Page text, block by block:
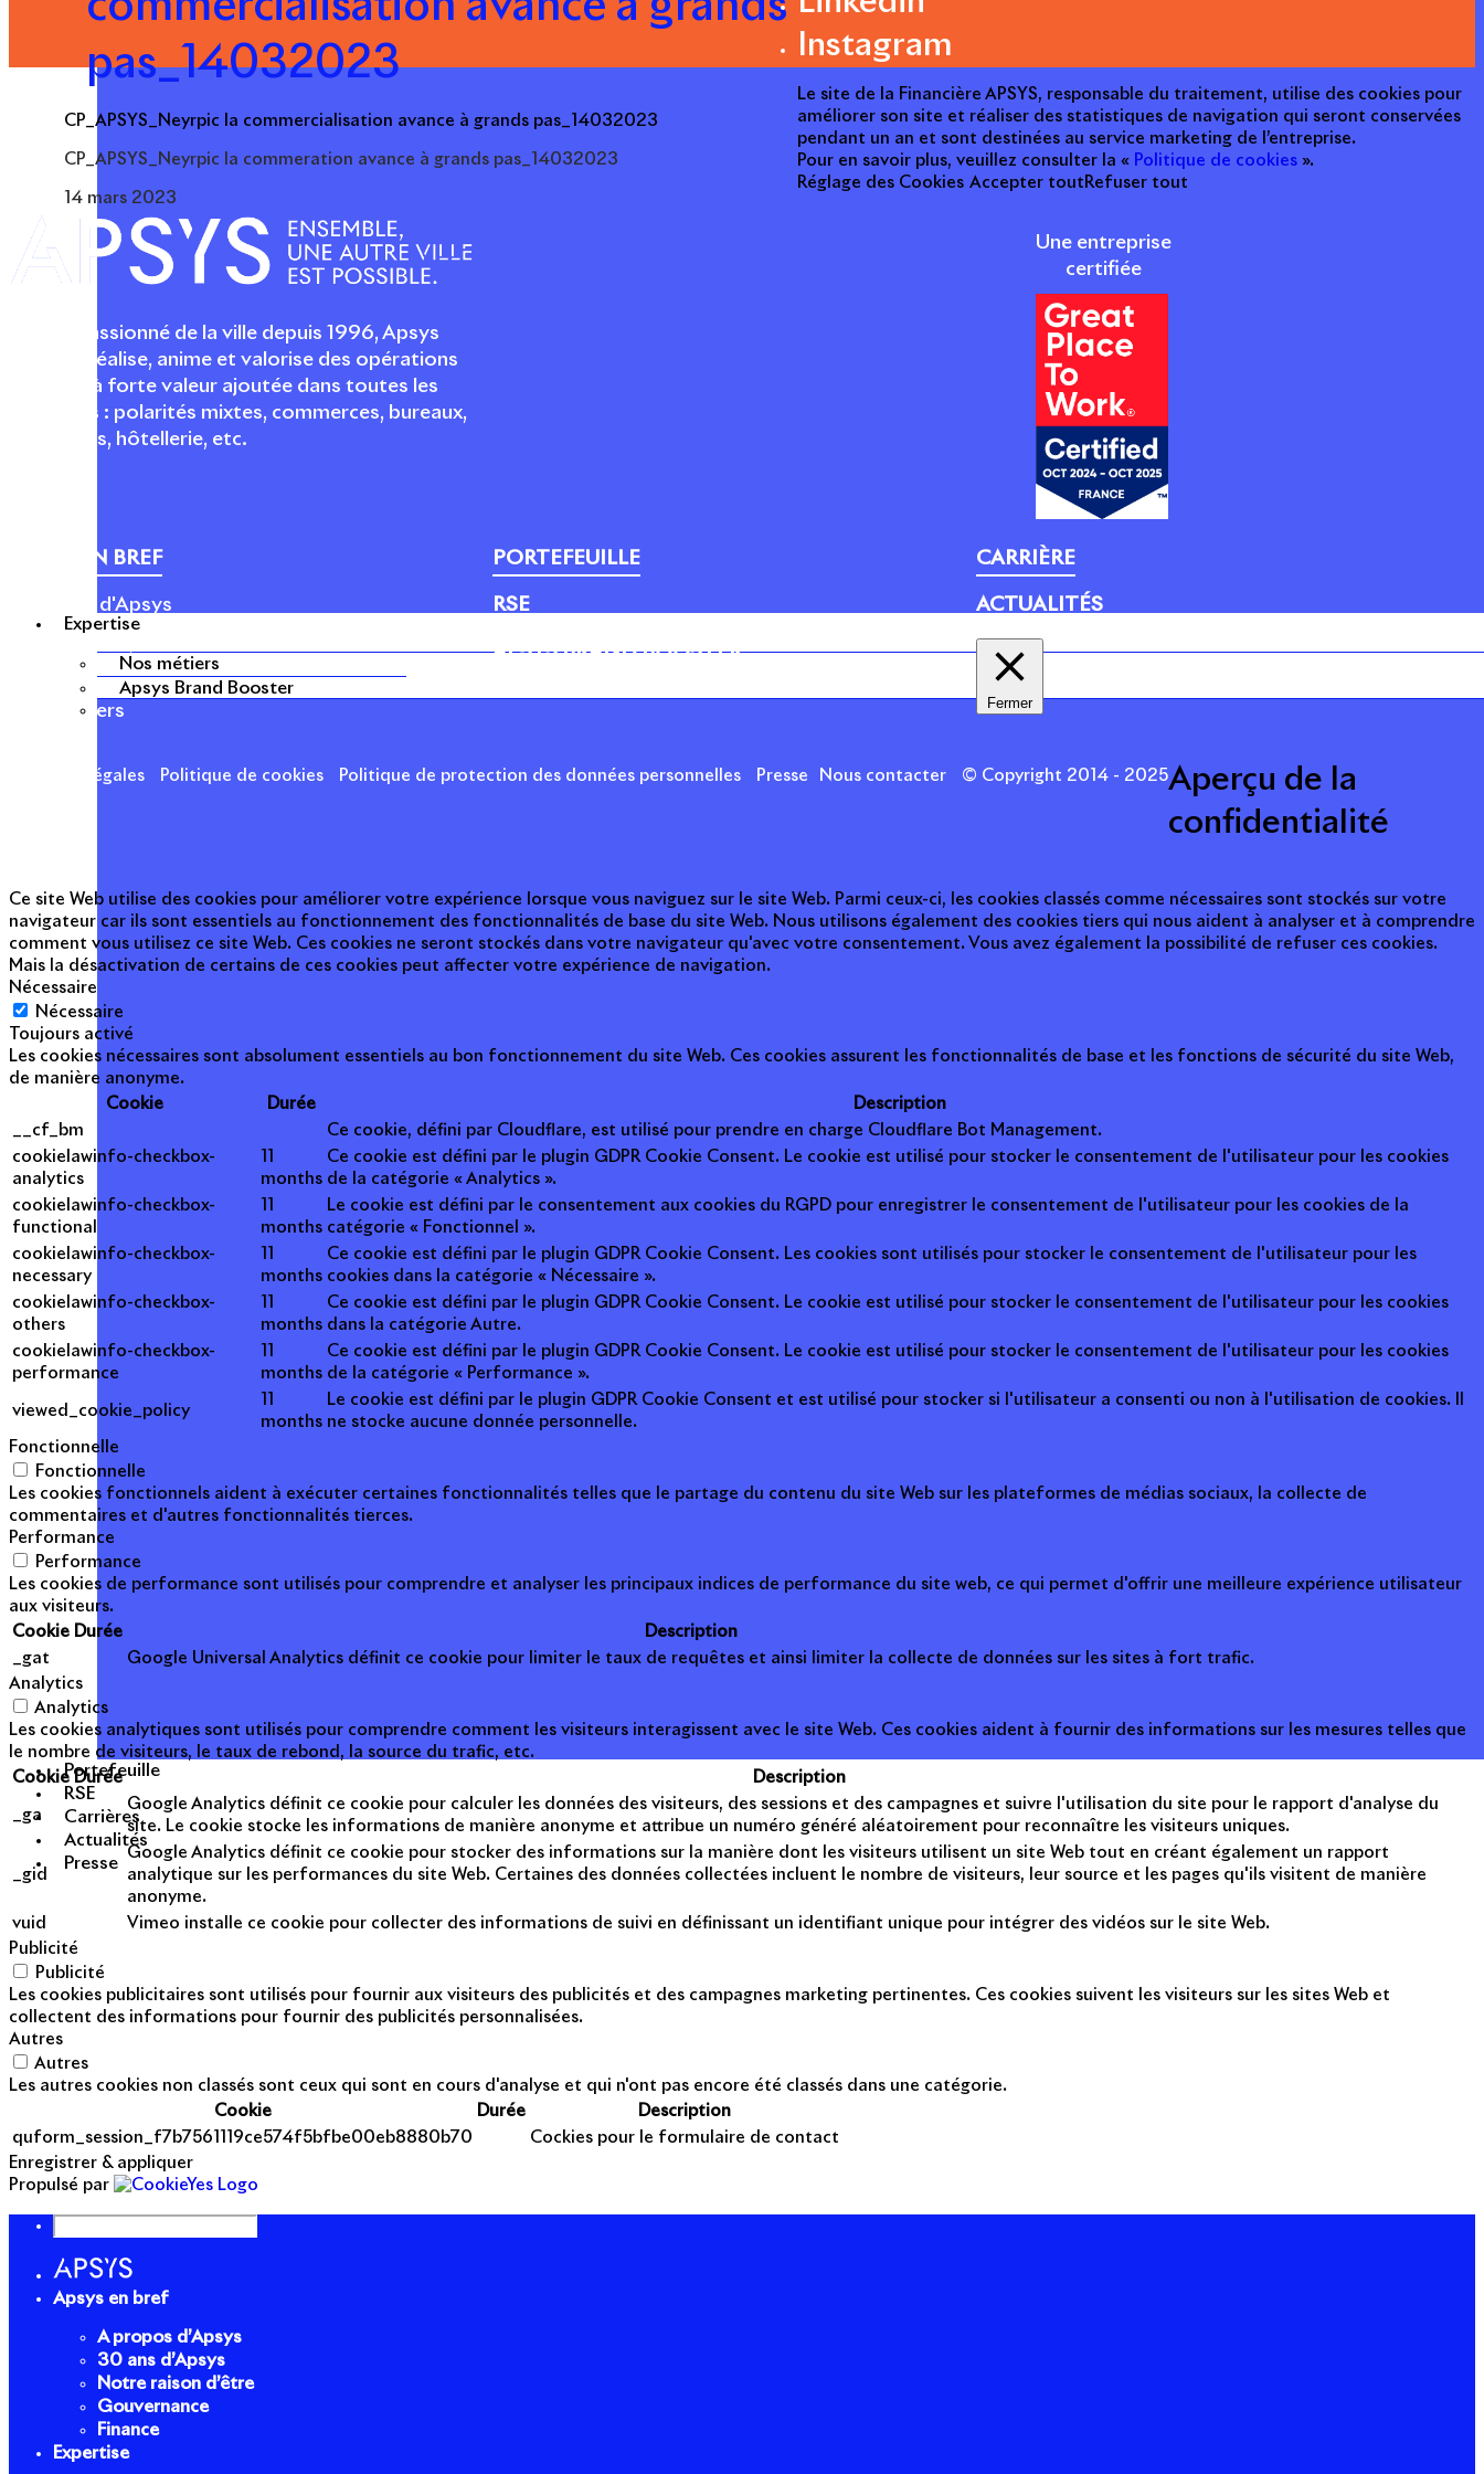
Expertise
Nos métiers
Apsys Brand Booster
Portefeuille
RSE
Carrières
Actualités
Presse
pas_14032023
CP_APSYS_Neyrpic la commercialisation avance à grands pas_14032023
CP_APSYS_Neyrpic la commeration avance à grands pas_14032023
14 mars 2023
Acteur passionné de la ville depuis 1996, Apsys
conçoit, réalise, anime et valorise des opérations
urbaines à forte valeur ajoutée dans toutes les
fonctions : polarités mixtes, commerces, bureaux,
logements, hôtellerie, etc.
Une entreprise
certifiée
APSYS EN BREF
À propos d'Apsys
Notre raison d’être
Nos dirigeants
Nos métiers
PORTEFEUILLE
RSE
APSYS BRAND BOOSTER
CARRIÈRE
ACTUALITÉS
Mentions légales Politique de cookies Politique de protection des données personnelles Presse Nous contacter © Copyright 2014 - 2025
Instagram
Le site de la Financière APSYS, responsable du traitement, utilise des cookies pour
améliorer son site et réaliser des statistiques de navigation qui seront conservées
pendant un an et sont destinées au service marketing de l’entreprise.
Pour en savoir plus, veuillez consulter la « Politique de cookies ».
Réglage des Cookies Accepter tout Refuser tout
Fermer
Aperçu de la
confidentialité
Ce site Web utilise des cookies pour améliorer votre expérience lorsque vous naviguez sur le site Web. Parmi ceux-ci, les cookies classés comme nécessaires sont stockés sur votre
navigateur car ils sont essentiels au fonctionnement des fonctionnalités de base du site Web. Nous utilisons également des cookies tiers qui nous aident à analyser et à comprendre
comment vous utilisez ce site Web. Ces cookies ne seront stockés dans votre navigateur qu'avec votre consentement. Vous avez également la possibilité de refuser ces cookies.
Mais la désactivation de certains de ces cookies peut affecter votre expérience de navigation.
Nécessaire
Nécessaire
Toujours activé
Les cookies nécessaires sont absolument essentiels au bon fonctionnement du site Web. Ces cookies assurent les fonctionnalités de base et les fonctions de sécurité du site Web,
de manière anonyme.
Cookie
Durée
Description
__cf_bm
Ce cookie, défini par Cloudflare, est utilisé pour prendre en charge Cloudflare Bot Management.
cookielawinfo-checkbox-
analytics
months
Ce cookie est défini par le plugin GDPR Cookie Consent. Le cookie est utilisé pour stocker le consentement de l'utilisateur pour les cookies
de la catégorie « Analytics ».
cookielawinfo-checkbox-
functional
months
Le cookie est défini par le consentement aux cookies du RGPD pour enregistrer le consentement de l'utilisateur pour les cookies de la
catégorie « Fonctionnel ».
cookielawinfo-checkbox-
necessary
months
Ce cookie est défini par le plugin GDPR Cookie Consent. Les cookies sont utilisés pour stocker le consentement de l'utilisateur pour les
cookies dans la catégorie « Nécessaire ».
cookielawinfo-checkbox-
others
months
Ce cookie est défini par le plugin GDPR Cookie Consent. Le cookie est utilisé pour stocker le consentement de l'utilisateur pour les cookies
dans la catégorie Autre.
cookielawinfo-checkbox-
performance
months
Ce cookie est défini par le plugin GDPR Cookie Consent. Le cookie est utilisé pour stocker le consentement de l'utilisateur pour les cookies
de la catégorie « Performance ».
viewed_cookie_policy
months
Le cookie est défini par le plugin GDPR Cookie Consent et est utilisé pour stocker si l'utilisateur a consenti ou non à l'utilisation de cookies. Il
ne stocke aucune donnée personnelle.
Fonctionnelle
Fonctionnelle
Les cookies fonctionnels aident à exécuter certaines fonctionnalités telles que le partage du contenu du site Web sur les plateformes de médias sociaux, la collecte de
commentaires et d'autres fonctionnalités tierces.
Performance
Performance
Les cookies de performance sont utilisés pour comprendre et analyser les principaux indices de performance du site web, ce qui permet d'offrir une meilleure expérience utilisateur
aux visiteurs.
Cookie Durée
Description
_gat
Google Universal Analytics définit ce cookie pour limiter le taux de requêtes et ainsi limiter la collecte de données sur les sites à fort trafic.
Analytics
Analytics
Les cookies analytiques sont utilisés pour comprendre comment les visiteurs interagissent avec le site Web. Ces cookies aident à fournir des informations sur les mesures telles que
le nombre de visiteurs, le taux de rebond, la source du trafic, etc.
Cookie Durée Description
_ga
Google Analytics définit ce cookie pour calculer les données des visiteurs, des sessions et des campagnes et suivre l'utilisation du site pour le rapport d'analyse du
site. Le cookie stocke les informations de manière anonyme et attribue un numéro généré aléatoirement pour reconnaître les visiteurs uniques.
_gid
Google Analytics définit ce cookie pour stocker des informations sur la manière dont les visiteurs utilisent un site Web tout en créant également un rapport
analytique sur les performances du site Web. Certaines des données collectées incluent le nombre de visiteurs, leur source et les pages qu'ils visitent de manière
anonyme.
vuid
Vimeo installe ce cookie pour collecter des informations de suivi en définissant un identifiant unique pour intégrer des vidéos sur le site Web.
Publicité
Publicité
Les cookies publicitaires sont utilisés pour fournir aux visiteurs des publicités et des campagnes marketing pertinentes. Ces cookies suivent les visiteurs sur les sites Web et
collectent des informations pour fournir des publicités personnalisées.
Autres
Autres
Les autres cookies non classés sont ceux qui sont en cours d'analyse et qui n'ont pas encore été classés dans une catégorie.
Cookie
Durée
Description
quform_session_f7b7561119ce574f5bfbe00eb8880b70
Cockies pour le formulaire de contact
Enregistrer & appliquer
Propulsé par
Apsys en bref
A propos d’Apsys
30 ans d’Apsys
Notre raison d’être
Gouvernance
Finance
Expertise